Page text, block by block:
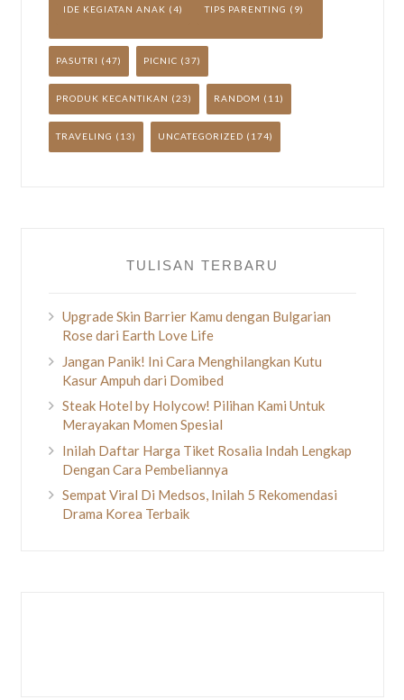
IDE KEGIATAN ANAK (4) TIPS PARENTING (9)
PASUTRI (47) PICNIC (37)
PRODUK KECANTIKAN (23) RANDOM (11)
TRAVELING (13) UNCATEGORIZED (174)
TULISAN TERBARU
Upgrade Skin Barrier Kamu dengan Bulgarian
Rose dari Earth Love Life
Jangan Panik! Ini Cara Menghilangkan Kutu
Kasur Ampuh dari Domibed
Steak Hotel by Holycow! Pilihan Kami Untuk
Merayakan Momen Spesial
Inilah Daftar Harga Tiket Rosalia Indah Lengkap
Dengan Cara Pembeliannya
Sempat Viral Di Medsos, Inilah 5 Rekomendasi
Drama Korea Terbaik